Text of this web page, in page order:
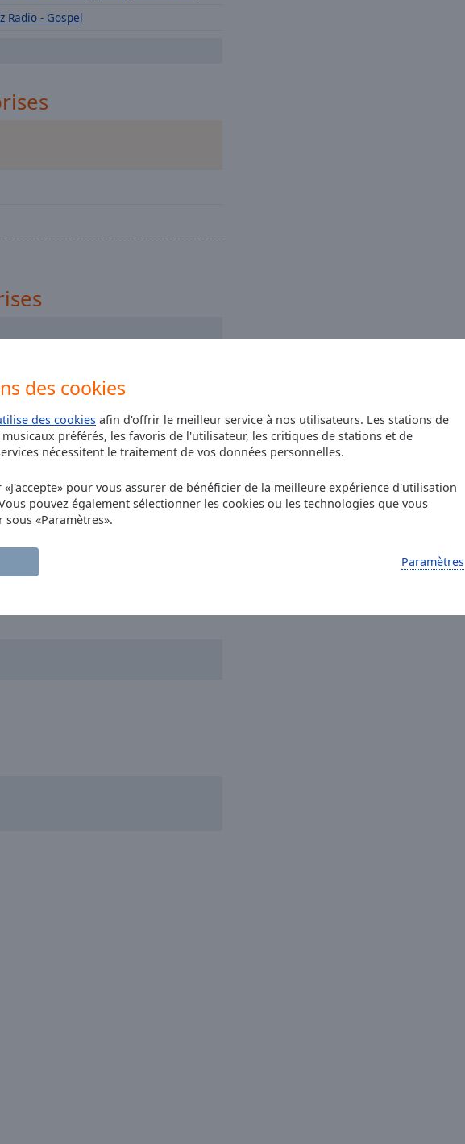
des cookies
des cookies afin d'offrir le meilleur service à nos utilisateurs. Les stations de
préférés, les favoris de l'utilisateur, les critiques de stations et de
nécessitent le traitement de vos données personnelles.
pour vous assurer de bénéficier de la meilleure expérience d'utilisation
pouvez également sélectionner les cookies ou les technologies que vous
«Paramètres».
Paramètres
Radio - Gospel
Radio - New Orleans
Radio - Afro Jazz